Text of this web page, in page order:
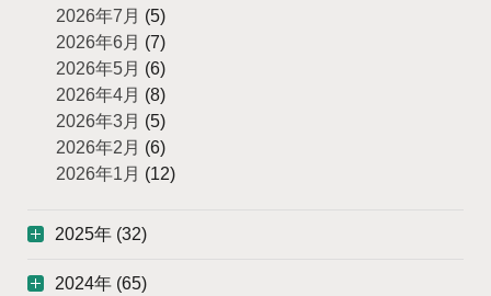
2026年7月 (5)
2026年6月 (7)
2026年5月 (6)
2026年4月 (8)
2026年3月 (5)
2026年2月 (6)
2026年1月 (12)
2025年 (32)
2024年 (65)